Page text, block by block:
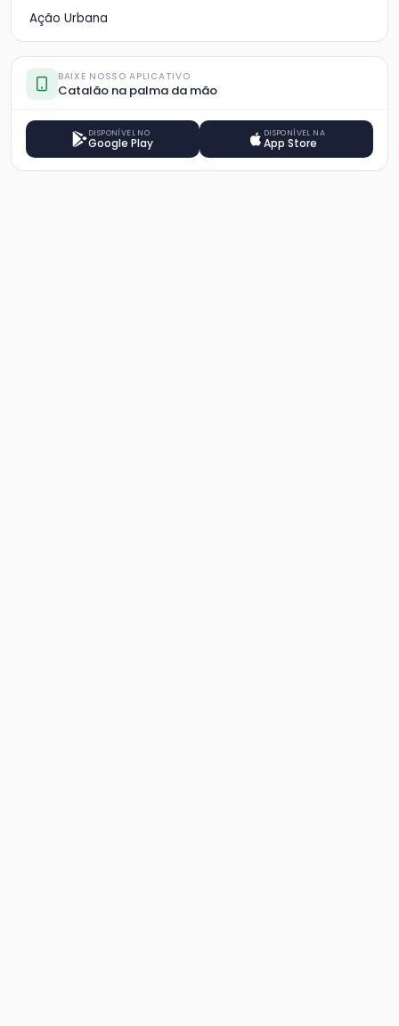
Ação Urbana
BAIXE NOSSO APLICATIVO
Catalão na palma da mão
DISPONÍVEL NO
Google Play
DISPONÍVEL NA
App Store